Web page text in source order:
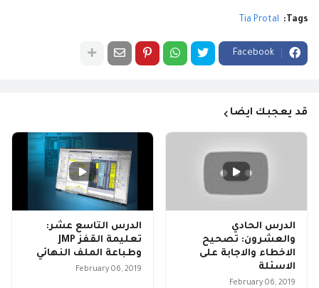
Tags:
Tia Protal
Facebook
قد يعجبك ايضا
الدرس الحادي
والعشرون: تصحيح
الاخطاء والاجابة على
الاسئلة
February 06, 2019
الدرس التاسع عشر:
تعليمة القفز JMP
وطباعة الملف النهائي
February 06, 2019